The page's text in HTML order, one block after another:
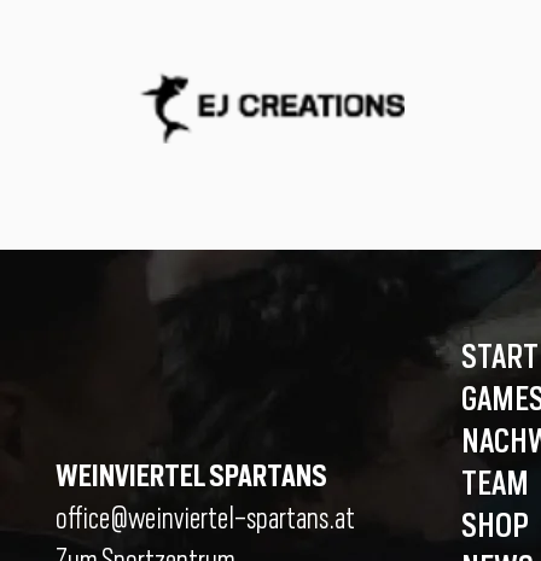
WEINVIERTEL SPARTANS
office@weinviertel-spartans.at
START
TEAM
SHOP